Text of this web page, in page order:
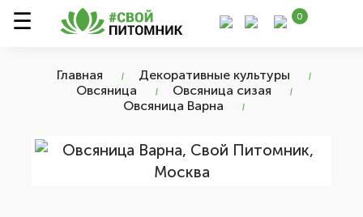
0
Главная
Декоративные культуры
Овсяница
Овсяница сизая
Овсяница Варна